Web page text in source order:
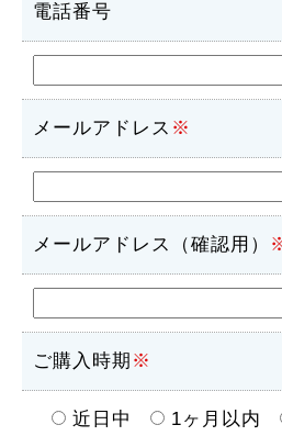
電話番号
メールアドレス ※
メールアドレス（確認用）
ご購入時期 ※
近日中 1ヶ月以内